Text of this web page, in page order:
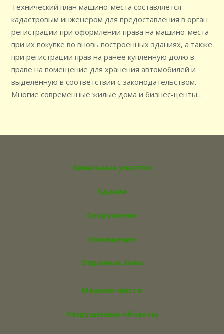
Технический план машино-места составляется
кадастровым инженером для предоставления в орган
регистрации при оформлении права на машино-места
при их покупке во вновь построенных зданиях, а также
при регистрации прав на ранее купленную долю в
праве на помещение для хранения автомобилей и
выделенную в соответствии с законодательством.
Многие современные жилые дома и бизнес-центы…
Земельные участки
Здания
Сооружения
Помещения
Охранные зоны
Машино-места
Разрушенные объекты